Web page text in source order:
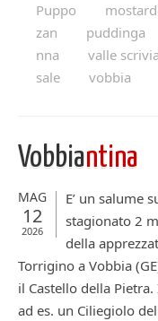
Puppo
zan
puddinga
nna
valle scrivia
sale
vobbia
Vobbiantina
MAG
12
2026
E’ un salume
stagionato 2
della
Torrigino a Vobbia
il Castello della
ad es. un Ciliegiolo